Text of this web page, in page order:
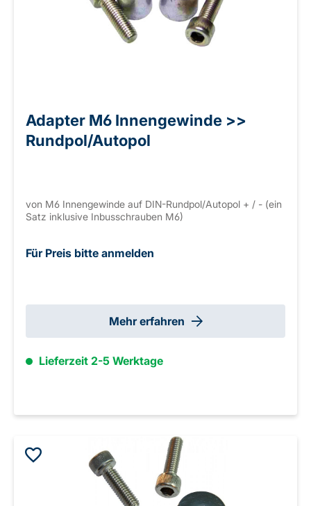
Adapter M6 Innengewinde >>
Rundpol/Autopol
von M6 Innengewinde auf DIN-Rundpol/Autopol + / - (ein
Satz inklusive Inbusschrauben M6)
Für Preis bitte anmelden
Mehr erfahren
Lieferzeit 2-5 Werktage